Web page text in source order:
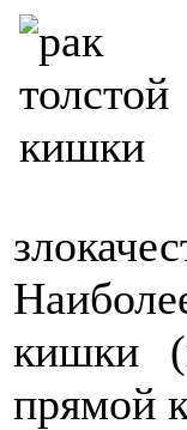
кишки
прямой